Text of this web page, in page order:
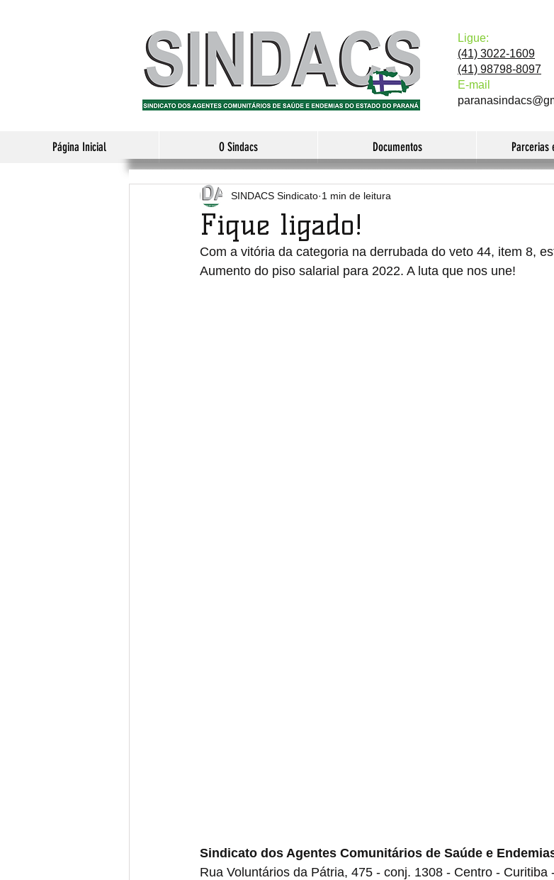
Página Inicial O Sindacs Documentos Parcerias
Ligue:
(41) 3022-1609
(41) 98798-8097
E-mail
Fique ligado!
SINDACS Sindicato 1 min de leitura
Com a vitória da categoria na derrubada do veto 44, item 8,
Aumento do piso salarial para 2022. A luta que nos une!
Sindicato dos Agentes Comunitários de Saúde e
Rua Voluntários da Pátria, 475 - conj. 1308 - Centro - Curitiba